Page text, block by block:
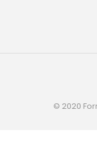
© 2020